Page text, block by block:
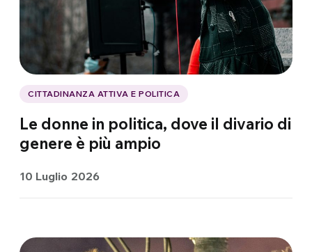
CITTADINANZA ATTIVA E POLITICA
Le donne in politica, dove il divario di
genere è più ampio
10 Luglio 2026